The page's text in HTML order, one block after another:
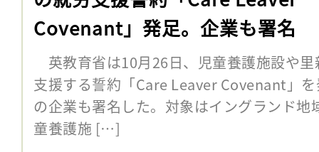
Covenant」発足。企業も署名
英教育省は10月26日、児童養護施設や
支援する誓約「Care Leaver Covenant」
の企業も署名した。対象はイングランド
童養護施 […]